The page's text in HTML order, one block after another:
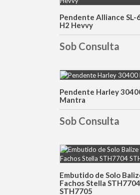
DETALHES
Pendente Alliance SL-
H2 Hevvy
Sob Consulta
DETALHES
Pendente Harley
Mantra
Sob Consulta
DETALHES
Embutido de Solo
Fachos Stella STH7704
STH7705